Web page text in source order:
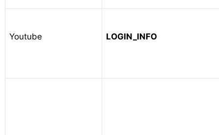
Youtube LOGIN_INFO